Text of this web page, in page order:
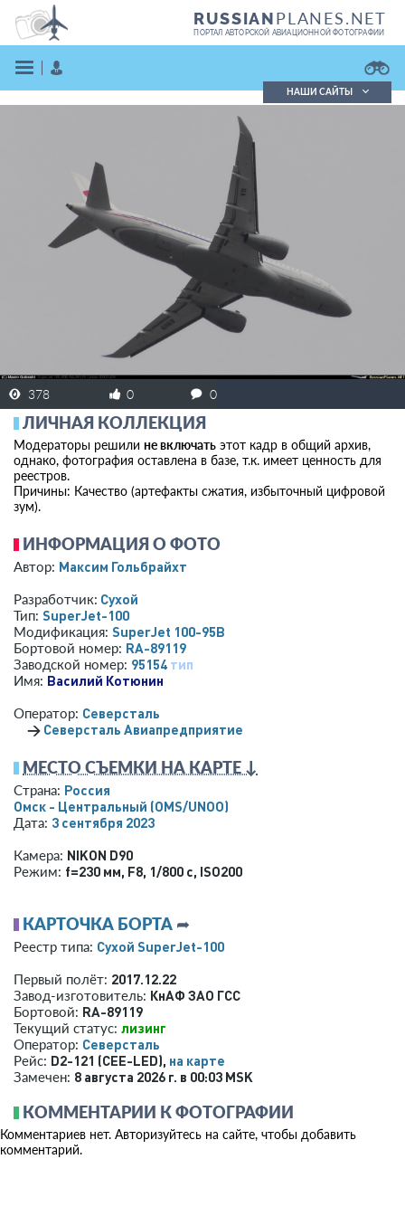
RUSSIANPLANES.NET
ПОРТАЛ АВТОРСКОЙ АВИАЦИОННОЙ ФОТОГРАФИИ
ЗАРЕГИСТРИРОВАТЬСЯ
Подробно
НАШИ САЙТЫ
378 0 0
ЛИЧНАЯ КОЛЛЕКЦИЯ
Модераторы решили не включать этот кадр в общий архив,
однако, фотография оставлена в базе, т.к. имеет ценность для
реестров.
Причины: Качество (артефакты сжатия, избыточный цифровой
зум).
ИНФОРМАЦИЯ О ФОТО
Автор: Максим Гольбрайхт
Разработчик: Сухой
Тип: SuperJet-100
Модификация: SuperJet 100-95B
Бортовой номер: RA-89119
Заводской номер: 95154 тип
Имя: Василий Котюнин
Оператор: Северсталь
→ Северсталь Авиапредприятие
МЕСТО СЪЕМКИ НА КАРТЕ ↓
Страна: Россия
Омск - Центральный (OMS/UNOO)
Дата: 3 сентября 2023
Камера: NIKON D90
Режим: f=230 мм, F8, 1/800 с, ISO200
КАРТОЧКА БОРТА ➦
Реестр типа: Сухой SuperJet-100
Первый полёт: 2017.12.22
Завод-изготовитель: КнАФ ЗАО ГСС
Бортовой: RA-89119
Текущий статус: лизинг
Оператор: Северсталь
Рейс: D2-121 (CEE-LED), на карте
Замечен: 8 августа 2026 г. в 00:03 MSK
КОММЕНТАРИИ К ФОТОГРАФИИ
Комментариев нет. Авторизуйтесь на сайте, чтобы добавить
комментарий.